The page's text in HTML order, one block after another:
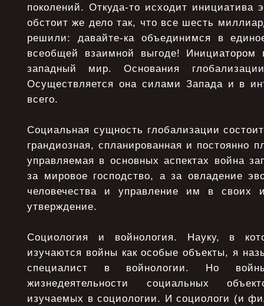
поколений. Откуда-то исходит инициатива
обстоит же дело так, что все шесть
решили: давайте-ка объединимся в
всеобщей взаимной выгоде! Инициатором
западный мир. Основания
Осуществляется она силами Запада и в
всего.
Социальная сущность глобализации
грандиозная, спланированная и постоянно
управляемая в основных аспектах война
за мировое господство, а за овладение
человечества и управление им в своих
утверждение.
Социология и войнология. Науку, в
изучаются войны как особые объекты, я
специалист в войнологии. Но
жизнедеятельности социальных
изучаемых в социологии. И социологи (и